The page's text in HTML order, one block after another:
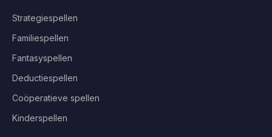
Strategiespellen
Familiespellen
Fantasyspellen
Deductiespellen
Coöperatieve spellen
Kinderspellen